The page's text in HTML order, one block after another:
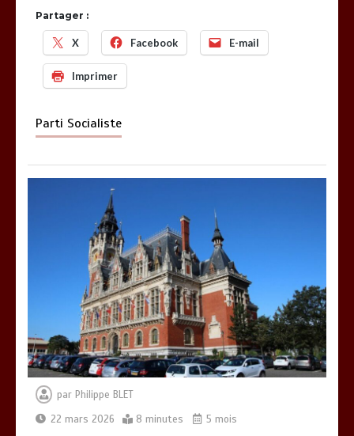
Partager :
X Facebook E-mail
Imprimer
Parti Socialiste
par Philippe BLET
22 mars 2026
8 minutes 5 mois